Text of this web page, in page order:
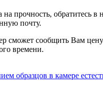
на прочность,
почту.
сможет сообщить Вам
времени.
образцов в камере